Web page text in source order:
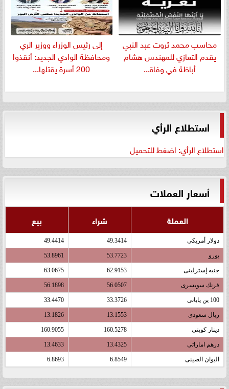
​محاسب محمد ثروت عبد النبي
يقدم التعازي للمهندس هشام
أباظة في وفاة...
إلى رئيس الوزراء ووزير الري
ومحافظة الوادي الجديد: أنقذوا
200 أسرة يقتلها...
استطلاع الرأي
استطلاع الرأي: اضغط للتحميل
أسعار العملات
العملة شراء بيع
دولار أمريكى 49.3414
49.4414
يورو 53.7723
53.8961
جنيه إسترلينى 62.9153
63.0675
فرنك سويسرى 56.0507
56.1898
100 ين يابانى 33.3726
33.4470
ريال سعودى 13.1553
13.1826
دينار كويتى 160.5278
160.9055
درهم اماراتى 13.4325
13.4633
اليوان الصينى 6.8549
6.8693